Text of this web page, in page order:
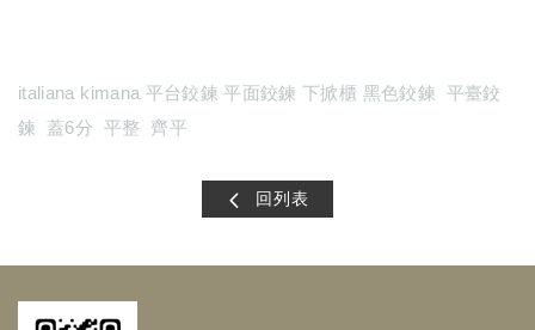
italiana kimana 平台鉸鍊 平面鉸鍊 下掀櫃 黑色鉸鍊 平臺鉸
鍊 蓋6分 平整 齊平
回列表